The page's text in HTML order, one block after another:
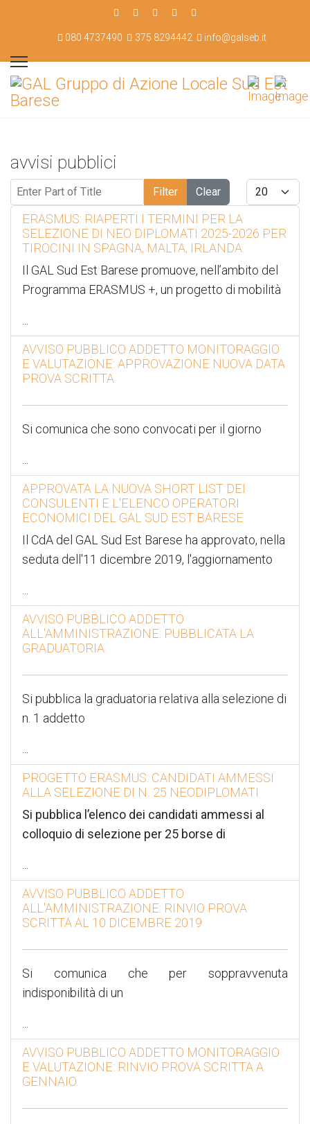
080 4737490 375 8294442 info@galseb.it
avvisi pubblici
Enter Part of Title Filter Clear Display #
ERASMUS: RIAPERTI I TERMINI PER LA
SELEZIONE DI NEO DIPLOMATI 2025-2026 PER
TIROCINI IN SPAGNA, MALTA, IRLANDA.
Il GAL Sud Est Barese promuove, nell’ambito del
Programma ERASMUS +, un progetto di mobilità
AVVISO PUBBLICO ADDETTO MONITORAGGIO
E VALUTAZIONE: APPROVAZIONE NUOVA DATA
PROVA SCRITTA
Si comunica che sono convocati per il giorno
APPROVATA LA NUOVA SHORT LIST DEI
CONSULENTI E L'ELENCO OPERATORI
ECONOMICI DEL GAL SUD EST BARESE
Il CdA del GAL Sud Est Barese ha approvato, nella
seduta dell'11 dicembre 2019, l'aggiornamento
AVVISO PUBBLICO ADDETTO
ALL'AMMINISTRAZIONE: PUBBLICATA LA
GRADUATORIA
Si pubblica la graduatoria relativa alla selezione di
n. 1 addetto
PROGETTO ERASMUS: CANDIDATI AMMESSI
ALLA SELEZIONE DI N. 25 NEODIPLOMATI
Si pubblica l’elenco dei candidati ammessi al
colloquio di selezione per 25 borse di
AVVISO PUBBLICO ADDETTO
ALL'AMMINISTRAZIONE: RINVIO PROVA
SCRITTA AL 10 DICEMBRE 2019
Si comunica che per soppravvenuta
indisponibilità di un
AVVISO PUBBLICO ADDETTO MONITORAGGIO
E VALUTAZIONE: RINVIO PROVA SCRITTA A
GENNAIO.